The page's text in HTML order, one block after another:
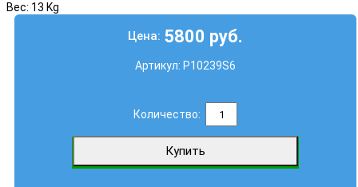
Вес: 13 Kg
Цена: 5800 руб.
Артикул: P10239S6
Количество: